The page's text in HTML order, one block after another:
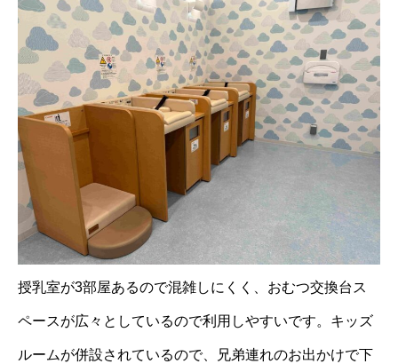
授乳室が3部屋あるので混雑しにくく、おむつ交換台ス
ペースが広々としているので利用しやすいです。キッズ
ルームが併設されているので、兄弟連れのお出かけで下